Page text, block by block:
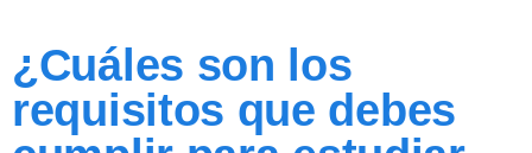
¿Cuáles son los
requisitos que debes